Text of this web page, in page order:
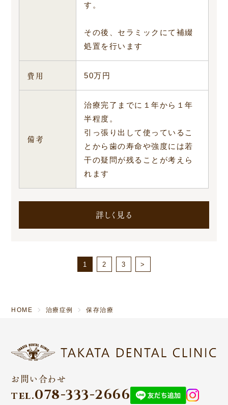
す。
その後、セラミックにて補綴
処置を行います
費用 50万円
備考
治療完了までに１年から１年
半程度。
引っ張り出して使っているこ
とから歯の寿命や強度には若
干の疑問が残ることが考えら
れます
詳しく見る
1 2 3 >
HOME 治療症例 保存治療
お問い合わせ
tel.078-333-2666